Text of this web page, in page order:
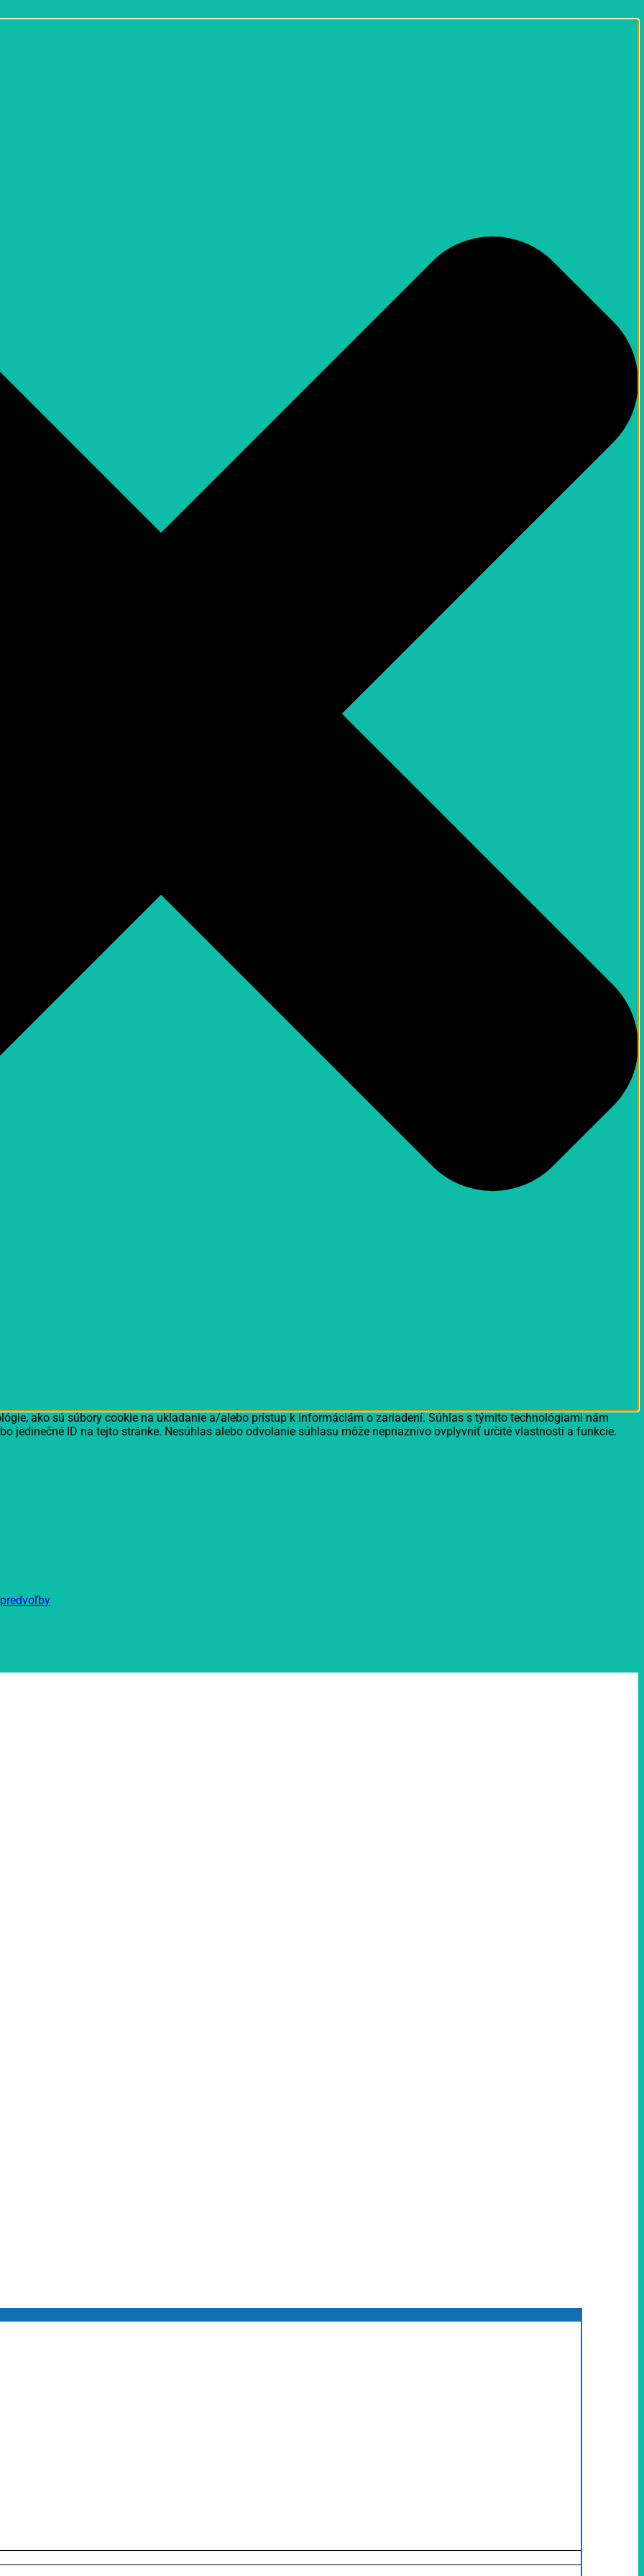
ako sú súbory cookie na ukladanie a/alebo prístup k informáciám o zariadení. Súhlas s týmito technológiami nám
jedinečné ID na tejto stránke. Nesúhlas alebo odvolanie súhlasu môže nepriaznivo ovplyvniť určité vlastnosti a funkcie.